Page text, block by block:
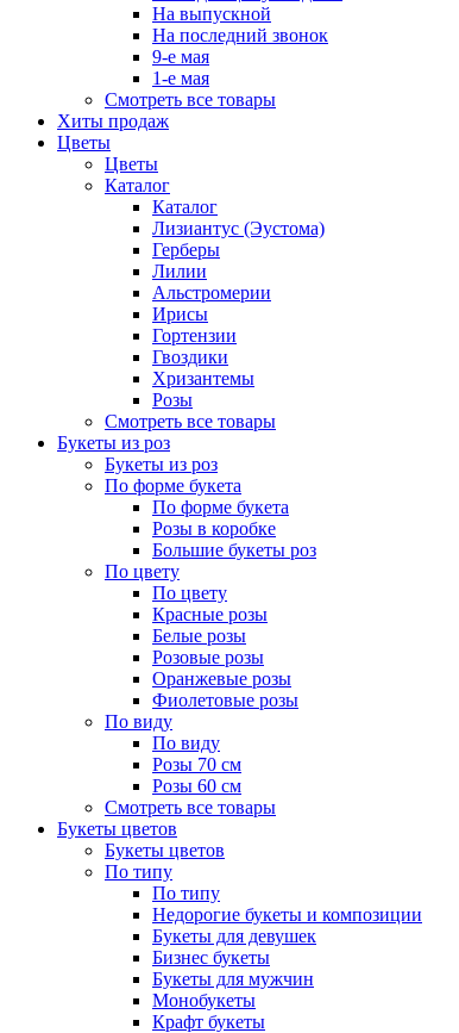
На выпускной
На последний звонок
9-е мая
1-е мая
Смотреть все товары
Хиты продаж
Цветы
Цветы
Каталог
Каталог
Лизиантус (Эустома)
Герберы
Лилии
Альстромерии
Ирисы
Гортензии
Гвоздики
Хризантемы
Розы
Смотреть все товары
Букеты из роз
Букеты из роз
По форме букета
По форме букета
Розы в коробке
Большие букеты роз
По цвету
По цвету
Красные розы
Белые розы
Розовые розы
Оранжевые розы
Фиолетовые розы
По виду
По виду
Розы 70 см
Розы 60 см
Смотреть все товары
Букеты цветов
Букеты цветов
По типу
По типу
Недорогие букеты и композиции
Букеты для девушек
Бизнес букеты
Букеты для мужчин
Монобукеты
Крафт букеты